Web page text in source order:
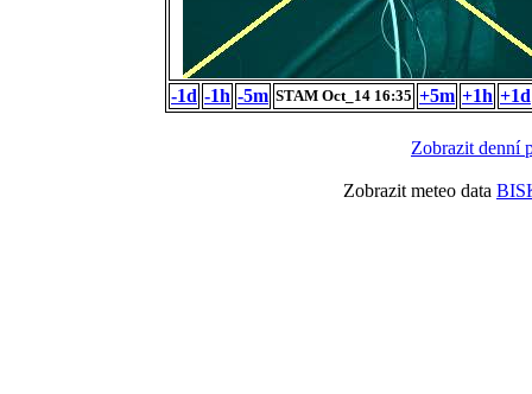
-1d -1h -5m STAM Oct_14 16:35 +5m +1h +1d
Zobrazit denní
Zobrazit meteo data